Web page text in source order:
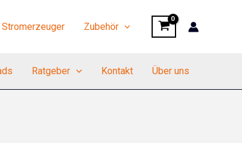
Stromerzeuger Zubehör
Ratgeber Kontakt Über uns